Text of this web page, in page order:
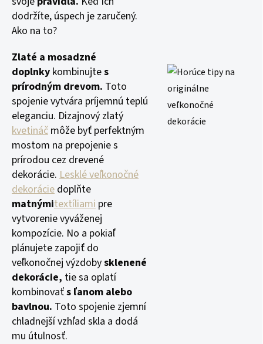
dodržíte, úspech je zaručený.
Ako na to?
Zlaté a mosadzné
doplnky kombinujtes
prírodným drevom. Toto
spojenie vytvára príjemnú teplú
eleganciu. Dizajnový zlatý
kvetináč môže byť perfektným
mostom na prepojenie s
prírodou cez drevené
dekorácie. Lesklé veľkonočné
dekorácie doplňte
matnýmitextíliami pre
vytvorenie vyváženej
kompozície. No a pokiaľ
plánujete zapojiť do
veľkonočnej výzdobysklenené
dekorácie, tie sa oplatí
kombinovaťs ľanom alebo
bavlnou. Toto spojenie zjemní
chladnejší vzhľad skla a dodá
mu útulnosť.